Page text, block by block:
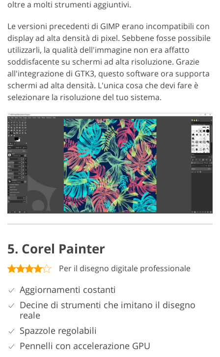
oltre a molti strumenti aggiuntivi.
Le versioni precedenti di GIMP erano incompatibili con
display ad alta densità di pixel. Sebbene fosse possibile
utilizzarli, la qualità dell'immagine non era affatto
soddisfacente su schermi ad alta risoluzione. Grazie
all'integrazione di GTK3, questo software ora supporta
schermi ad alta densità. L'unica cosa che devi fare è
selezionare la risoluzione del tuo sistema.
5. Corel Painter
Per il disegno digitale professionale
Aggiornamenti costanti
Decine di strumenti che imitano il disegno
reale
Spazzole regolabili
Pennelli con accelerazione GPU